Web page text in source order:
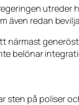
utreder
även redan
närmast
belönar
på poliser